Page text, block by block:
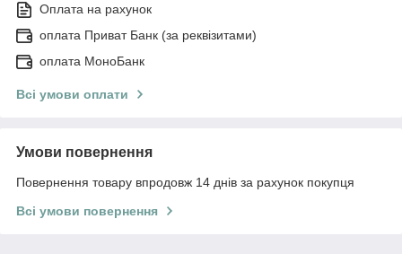
Оплата на рахунок
оплата Приват Банк (за реквізитами)
оплата МоноБанк
Всі умови оплати
Умови повернення
Повернення товару впродовж 14 днів за рахунок покупця
Всі умови повернення